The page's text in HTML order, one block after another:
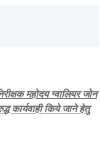
महोदय ग्वालियर जोन
कार्यवाही किये जाने हेतु